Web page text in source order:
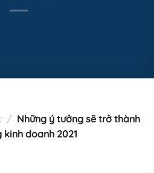
/ Những ý tưởng sẽ trở thành
kinh doanh 2021